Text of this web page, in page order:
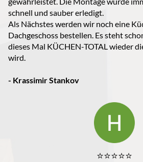
schnell und sauber erledigt.
Als Nächstes werden wir noch eine
Dachgeschoss bestellen. Es steht
dieses Mal KÜCHEN-TOTAL wieder
wird.
- Krassimir Stankov
⭐️⭐️⭐️⭐️⭐️